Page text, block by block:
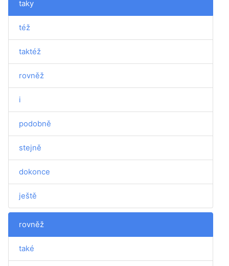
taky
též
taktéž
rovněž
i
podobně
stejně
dokonce
ještě
rovněž
také